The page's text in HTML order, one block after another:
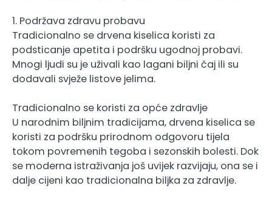
1. Podržava zdravu probavu
Tradicionalno se drvena kiselica koristi za
podsticanje apetita i podršku ugodnoj probavi.
Mnogi ljudi su je uživali kao lagani biljni čaj ili su
dodavali svježe listove jelima.
Tradicionalno se koristi za opće zdravlje
U narodnim biljnim tradicijama, drvena kiselica se
koristi za podršku prirodnom odgovoru tijela
tokom povremenih tegoba i sezonskih bolesti. Dok
se moderna istraživanja još uvijek razvijaju, ona se i
dalje cijeni kao tradicionalna biljka za zdravlje.